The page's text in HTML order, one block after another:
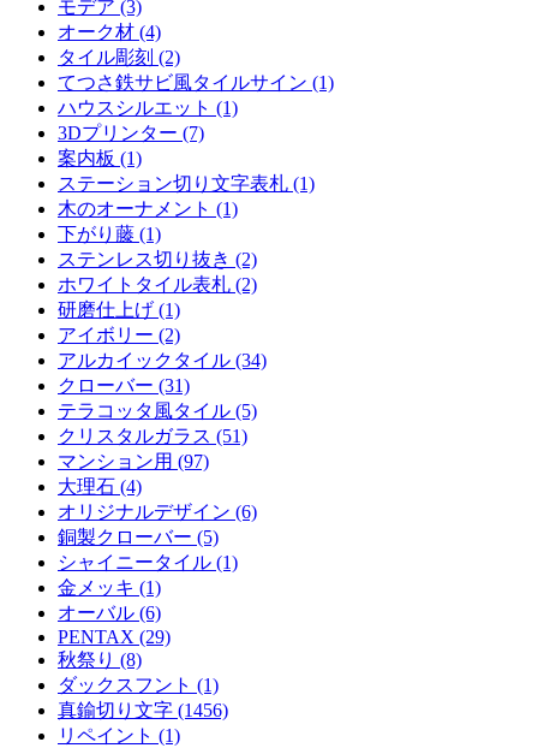
モデア (3)
オーク材 (4)
タイル彫刻 (2)
てつさ鉄サビ風タイルサイン (1)
ハウスシルエット (1)
3Dプリンター (7)
案内板 (1)
ステーション切り文字表札 (1)
木のオーナメント (1)
下がり藤 (1)
ステンレス切り抜き (2)
ホワイトタイル表札 (2)
研磨仕上げ (1)
アイボリー (2)
アルカイックタイル (34)
クローバー (31)
テラコッタ風タイル (5)
クリスタルガラス (51)
マンション用 (97)
大理石 (4)
オリジナルデザイン (6)
銅製クローバー (5)
シャイニータイル (1)
金メッキ (1)
オーバル (6)
PENTAX (29)
秋祭り (8)
ダックスフント (1)
真鍮切り文字 (1456)
リペイント (1)